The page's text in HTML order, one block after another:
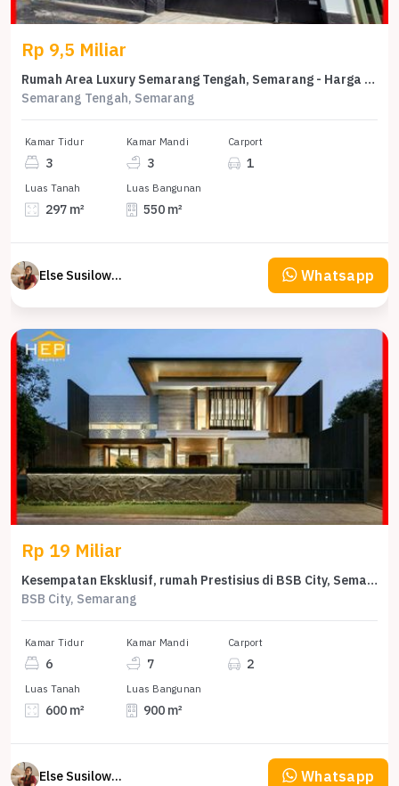
Rp 9,5 Miliar
Rumah Area Luxury Semarang Tengah, Semarang - Harga Menarik 9,5 Miliar
Semarang Tengah, Semarang
Kamar Tidur
3
Kamar Mandi
3
Carport
1
Luas Tanah
297 m²
Luas Bangunan
550 m²
Else Susilowaty Whatsapp
Rp 19 Miliar
Kesempatan Eksklusif, rumah Prestisius di BSB City, Semarang, LB 900m²
BSB City, Semarang
Kamar Tidur
6
Kamar Mandi
7
Carport
2
Luas Tanah
600 m²
Luas Bangunan
900 m²
Else Susilowaty Whatsapp